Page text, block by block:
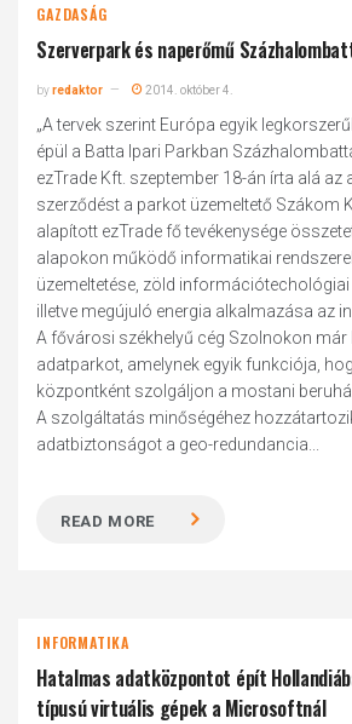
GAZDASÁG
Szerverpark és naperőmű
byredaktor 2014. október 4.
„A tervek szerint Európa egyik
épül a Batta Ipari Parkban
ezTrade Kft. szeptember 18-án írta alá az
szerződést a parkot üzemeltető Szákom
alapított ezTrade fő tevékenysége
alapokon működő informatikai
üzemeltetése, zöld információtechológiai
illetve megújuló energia alkalmazása az
A fővárosi székhelyű cég Szolnokon már
adatparkot, amelynek egyik funkciója,
központként szolgáljon a mostani
A szolgáltatás minőségéhez
adatbiztonságot a geo-redundancia...
READ MORE
INFORMATIKA
Hatalmas adatközpontot épít
típusú virtuális gépek a Microsoftnál